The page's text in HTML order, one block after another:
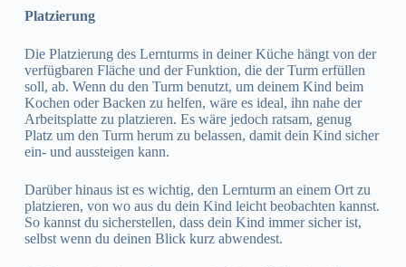
Platzierung
Die Platzierung des Lernturms in deiner Küche hängt von der
verfügbaren Fläche und der Funktion, die der Turm erfüllen
soll, ab. Wenn du den Turm benutzt, um deinem Kind beim
Kochen oder Backen zu helfen, wäre es ideal, ihn nahe der
Arbeitsplatte zu platzieren. Es wäre jedoch ratsam, genug
Platz um den Turm herum zu belassen, damit dein Kind sicher
ein- und aussteigen kann.
Darüber hinaus ist es wichtig, den Lernturm an einem Ort zu
platzieren, von wo aus du dein Kind leicht beobachten kannst.
So kannst du sicherstellen, dass dein Kind immer sicher ist,
selbst wenn du deinen Blick kurz abwendest.